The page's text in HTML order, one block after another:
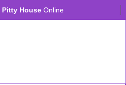
Pitty House Online